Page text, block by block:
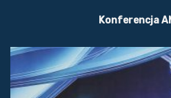
Konferencja